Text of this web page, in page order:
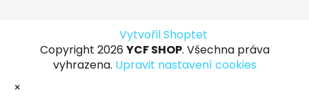
Vytvořil Shoptet
Copyright 2026 YCF SHOP. Všechna práva
vyhrazena. Upravit nastavení cookies
×